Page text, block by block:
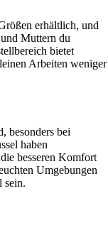
erhältlich, und
Muttern du
bietet
Arbeiten weniger
besonders bei
haben
besseren Komfort
Umgebungen
sein.